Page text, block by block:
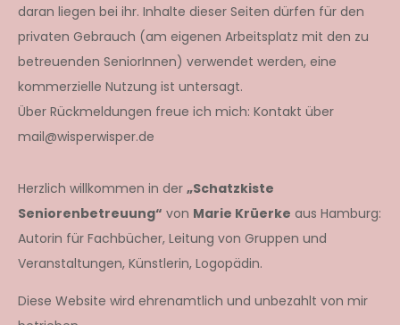
daran liegen bei ihr. Inhalte dieser Seiten dürfen für den
privaten Gebrauch (am eigenen Arbeitsplatz mit den zu
betreuenden SeniorInnen) verwendet werden, eine
kommerzielle Nutzung ist untersagt.
Über Rückmeldungen freue ich mich: Kontakt über
mail@wisperwisper.de
Herzlich willkommen in der „Schatzkiste
Seniorenbetreuung“ von Marie Krüerke aus Hamburg:
Autorin für Fachbücher, Leitung von Gruppen und
Veranstaltungen, Künstlerin, Logopädin.
Diese Website wird ehrenamtlich und unbezahlt von mir